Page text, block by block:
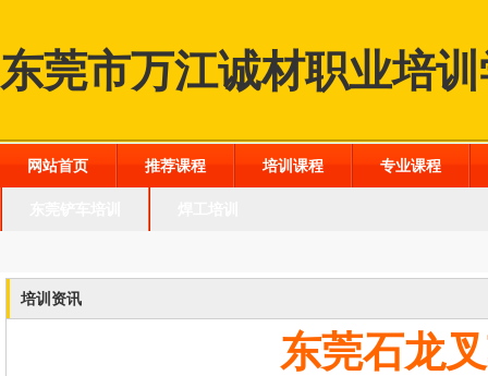
东莞市万江诚材职业培
网站首页 推荐课程 培训课程 专业课程
培训资讯
东莞石龙